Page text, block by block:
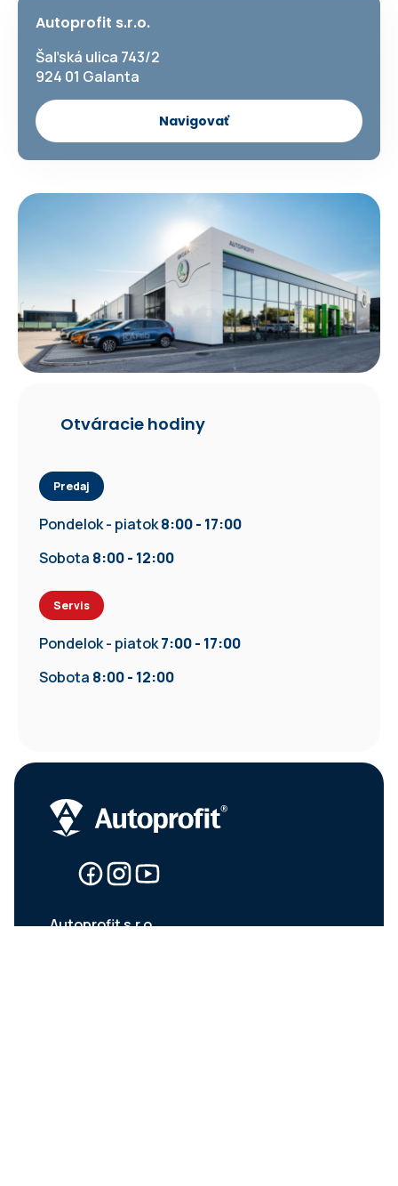
Autoprofit s.r.o.
Šaľská ulica 743/2
924 01 Galanta
Navigovať
Otváracie hodiny
Predaj
Pondelok - piatok8:00 - 17:00
Sobota 8:00 - 12:00
Servis
Pondelok - piatok7:00 - 17:00
Sobota 8:00 - 12:00
Autoprofit s.r.o.